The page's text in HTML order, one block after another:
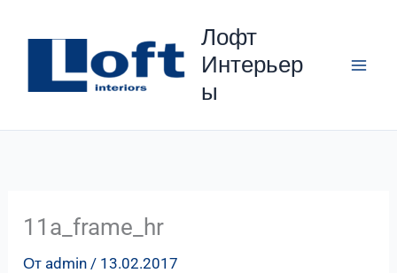
содержимому
Лофт
Интерьер
ы
11a_frame_hr
От admin / 13.02.2017